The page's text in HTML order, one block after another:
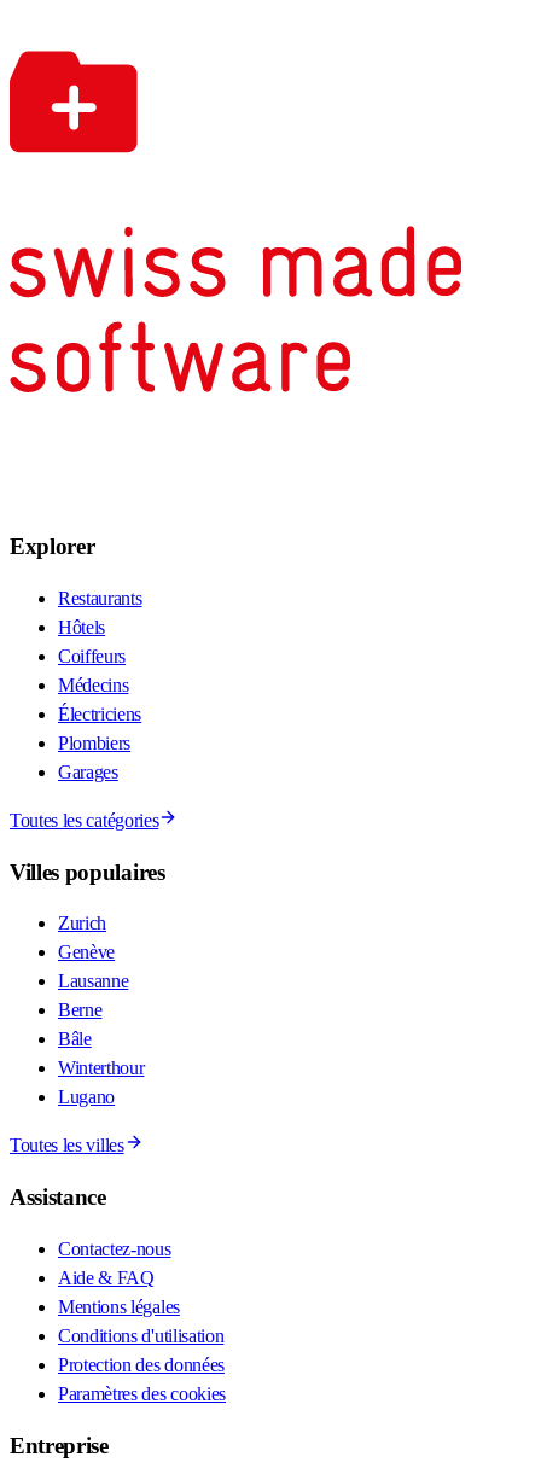
Explorer
Restaurants
Hôtels
Coiffeurs
Médecins
Électriciens
Plombiers
Garages
Toutes les catégories
Villes populaires
Zurich
Genève
Lausanne
Berne
Bâle
Winterthour
Lugano
Toutes les villes
Assistance
Contactez-nous
Aide & FAQ
Mentions légales
Conditions d'utilisation
Protection des données
Paramètres des cookies
Entreprise